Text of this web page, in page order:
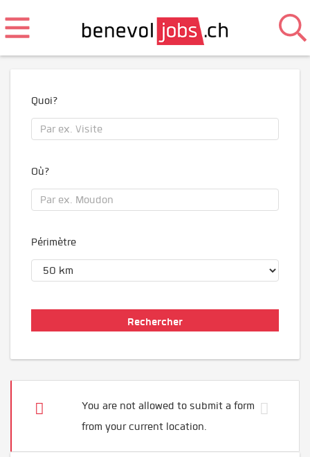
Quoi?
Où?
Périmètre
You are not allowed to submit a form
from your current location.